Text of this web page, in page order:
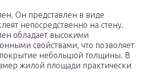
Он представлен в виде
непосредственно на стену.
обладает высокими
свойствами, что позволяет
покрытие небольшой толщины. В
жилой площади практически